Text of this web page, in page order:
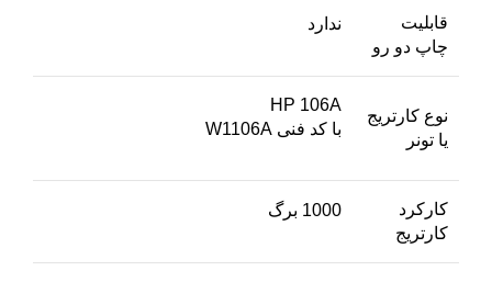
قابلیت
چاپ دو رو
ندارد
نوع کارتریج
یا تونر
HP 106A
با کد فنی W1106A
کارکرد
کارتریج
1000 برگ